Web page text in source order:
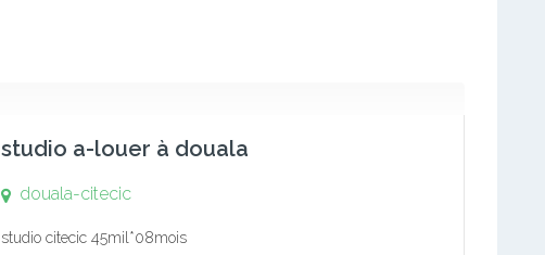
studio a-louer à douala
douala-citecic
studio citecic 45mil*08mois